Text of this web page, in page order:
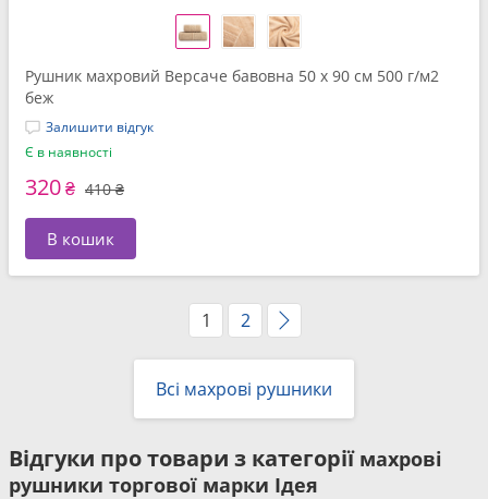
Рушник махровий Версаче бавовна 50 x 90 см 500 г/м2
беж
Залишити відгук
Є в наявності
320₴ 410 ₴
В кошик
1 2
Всі махрові рушники
Відгуки про товари з категорії махрові
рушники торгової марки Ідея